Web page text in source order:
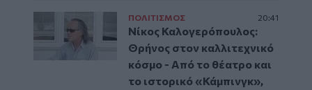
ΠΟΛΙΤΙΣΜΟΣ 20:41
Νίκος Καλογερόπουλος:
Θρήνος στον καλλιτεχνικό
κόσμο - Από το θέατρο και
το ιστορικό «Κάμπινγκ»,